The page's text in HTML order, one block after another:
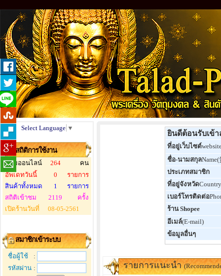
Select Language ▼
สถิติการใช้งาน
ผู้ชมออนไลน์ 264
คน
อัพเดทวันนี้
0
รายการ
สินค้าทั้งหมด
1
รายการ
สถิติเข้าชม
2119
ครั้ง
เปิดร้านวันที่
08-05-2561
สมาชิกเข้าระบบ
ชื่อผู้ใช้
:
รหัสผ่าน :
ยินดีต้อนรับเข้
ที่อยู่เว็บไซต์
ชื่อ-นามสกุล
ประเภทสมาชิก
ที่อยู่จังหวัด
เบอร์โทรติดต่อ
ร้าน Shopee
อีเมล์(E-mail)
ข้อมูลอื่นๆ
รายการแนะนำ